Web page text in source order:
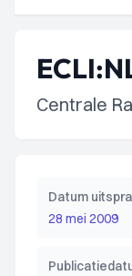
Centrale
Datum
28 mei 2009